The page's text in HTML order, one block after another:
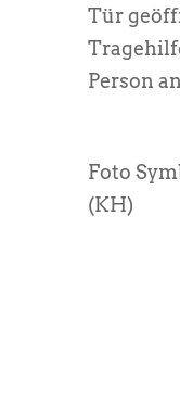
Tür
Person
Foto
(KH)